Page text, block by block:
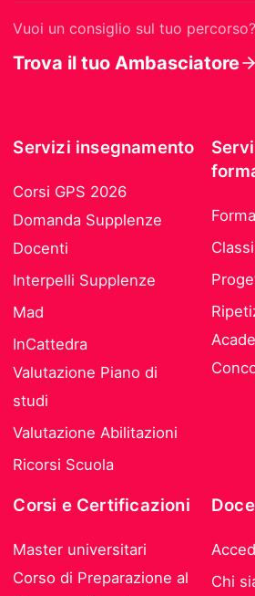
Vuoi un consiglio sul tuo percorso?
Trova il tuo Ambasciatore
Servizi insegnamento
Corsi GPS 2026
Domanda Supplenze
Docenti
Interpelli Supplenze
Mad
InCattedra
Valutazione Piano di
studi
Valutazione Abilitazioni
Ricorsi Scuola
Corsi e Certificazioni
Master universitari
Corso di Preparazione al
Chi